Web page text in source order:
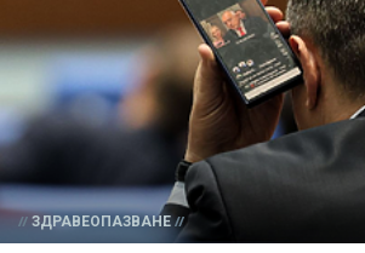
ЗДРАВЕОПАЗВАНЕ